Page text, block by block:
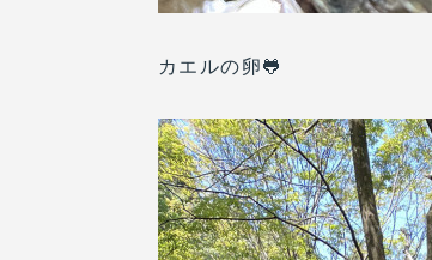
カエルの卵🐸